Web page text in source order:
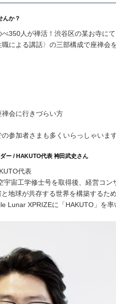
んか？
350人が禅活！渋谷区の某お寺に
による講話〉の三部構成で座禅会
会に行きづらい方
参加者さまも多くいらっしゃいま
ー / HAKUTO代表 袴田武史さん
代表
宙工学修士号を取得後、経営コン
地球が共存する世界を構築するた
Lunar XPRIZEに「HAKUTO」を率